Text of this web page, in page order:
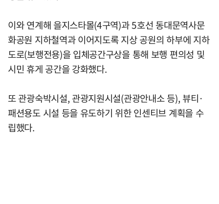
이와 연계해 을지스타몰(4구역)과 5호선 동대문역사문
화공원 지하철역과 이어지도록 지상 공원의 하부에 지하
도로(보행전용)을 입체공간구상을 통해 보행 편의성 및
시민 휴게 공간을 강화했다.
또 관광숙박시설, 관광지원시설(관광안내소 등), 뷰티·
패션용도 시설 등을 유도하기 위한 인센티브 계획을 수
립했다.